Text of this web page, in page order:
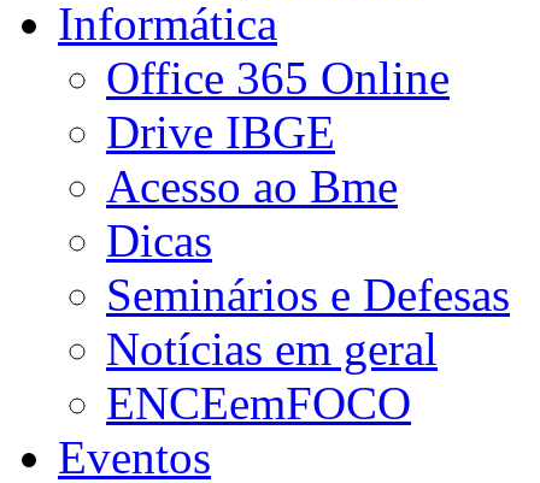
Informática
Office 365 Online
Drive IBGE
Acesso ao Bme
Dicas
Seminários e Defesas
Notícias em geral
ENCEemFOCO
Eventos